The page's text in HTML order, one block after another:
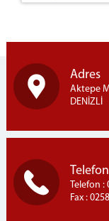
Resim Galerisi
Sosyal
HASAN ERBİL KİMDİR?
MİSAFİRHANE
İLETİŞİM VE ULAŞIM
Adres
Aktepe
DENİZLİ
Telefon
Telefon :
Fax :